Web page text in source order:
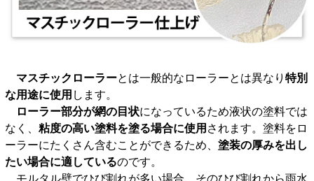
マスチックローラーとは一般的なローラーとは異なり 特別
な用途に使用 します。
ローラー部分が網の目状になっているため液状の塗料では
なく、 粘度の高い塗料を塗る場合に使用 されます。塗料をロ
ーラーにたくさん含むことができるため、 塗装の厚みを出し
たい場合に適しているのです。
モルタル壁でひび割れが多い場合、そのひび割れから雨水